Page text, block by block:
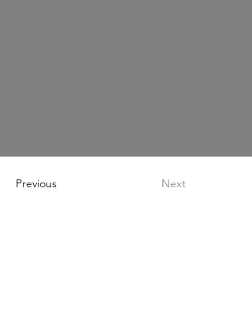
Previous Next